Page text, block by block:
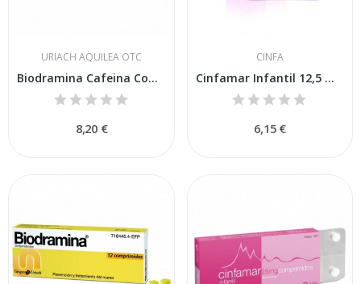
URIACH AQUILEA OTC
Biodramina Cafeina Comprimidos Recubiertos, 12...
8,20 €
CINFA
Cinfamar Infantil 12,5 Mg Solución Oral, 12...
6,15 €